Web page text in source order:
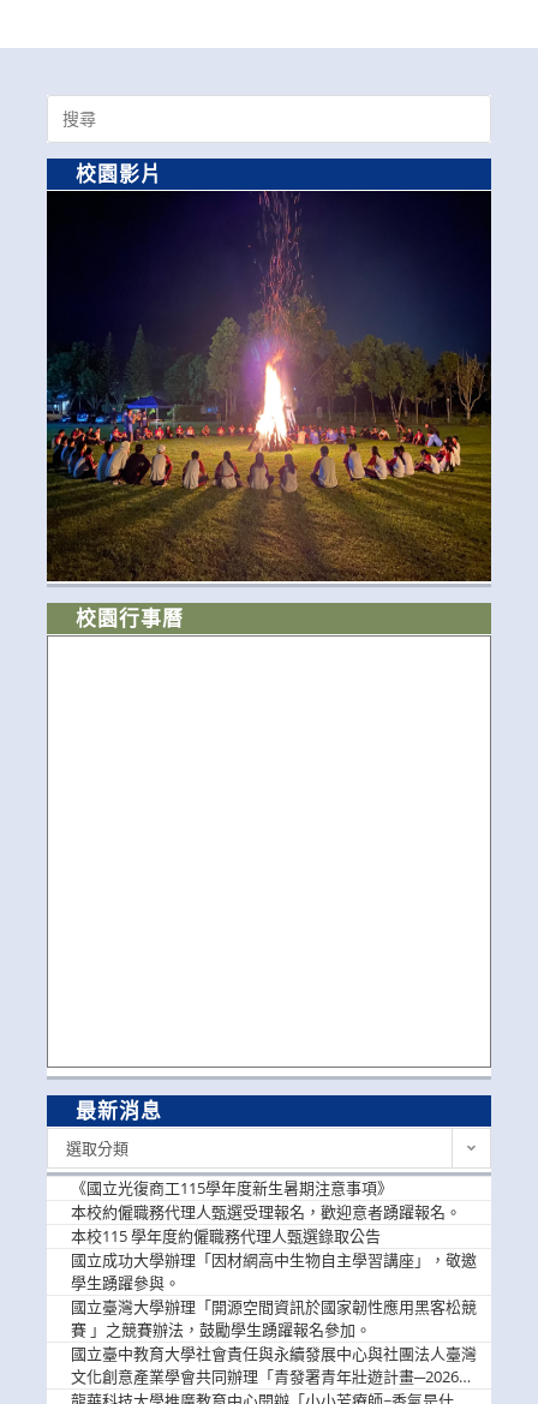
Search
for:
校園影片
校園行事曆
最新消息
選取分類
《國立光復商工115學年度新生暑期注意事項》
本校約僱職務代理人甄選受理報名，歡迎意者踴躍報名。
本校115 學年度約僱職務代理人甄選錄取公告
國立成功大學辦理「因材網高中生物自主學習講座」，敬邀
學生踴躍參與。
國立臺灣大學辦理「開源空間資訊於國家韌性應用黑客松競
賽 」之競賽辦法，鼓勵學生踴躍報名參加。
國立臺中教育大學社會責任與永續發展中心與社團法人臺灣
文化創意產業學會共同辦理「青發署青年壯遊計畫─2026臺
中舊城都市建築文化體驗」活動，敬邀學生踴躍報名參加，